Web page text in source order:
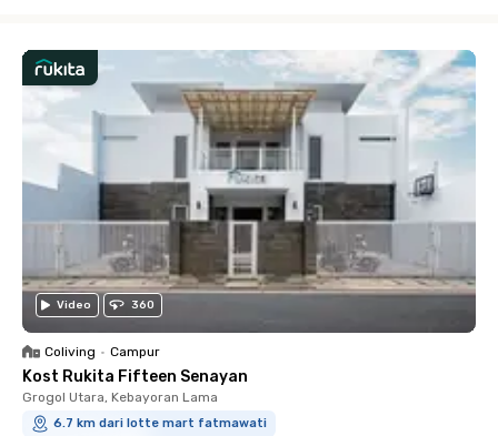
Video 360
Coliving • Campur
Kost Rukita Fifteen Senayan
Grogol Utara, Kebayoran Lama
6.7 km dari lotte mart fatmawati